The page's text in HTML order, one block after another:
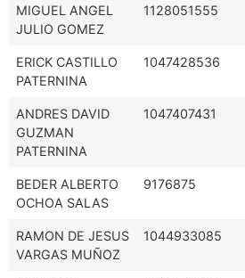
MIGUEL ANGEL
JULIO GOMEZ
1128051555
ERICK CASTILLO
PATERNINA
1047428536
ANDRES DAVID
GUZMAN
PATERNINA
1047407431
BEDER ALBERTO
OCHOA SALAS
9176875
RAMON DE JESUS
VARGAS MUÑOZ
1044933085